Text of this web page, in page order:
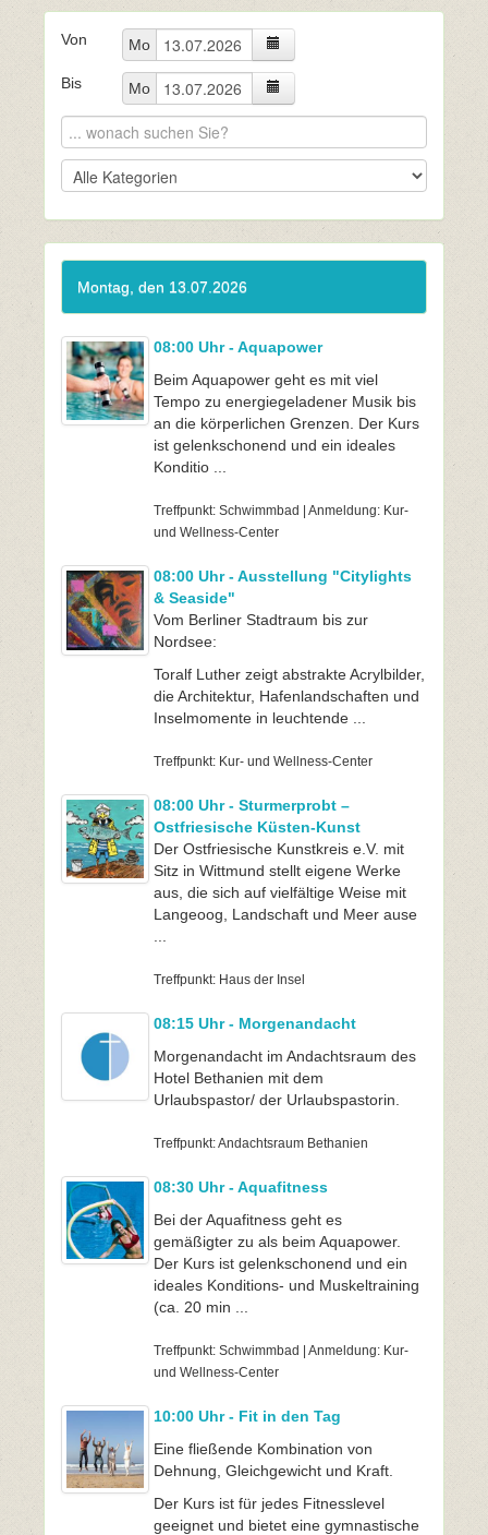
Von Mo
Bis Mo
Montag, den 13.07.2026
08:00 Uhr - Aquapower
Beim Aquapower geht es mit viel
Tempo zu energiegeladener Musik bis
an die körperlichen Grenzen. Der Kurs
ist gelenkschonend und ein ideales
Konditio ...
Treffpunkt: Schwimmbad | Anmeldung: Kur-
und Wellness-Center
08:00 Uhr - Ausstellung "Citylights
& Seaside"
Vom Berliner Stadtraum bis zur
Nordsee:
Toralf Luther zeigt abstrakte Acrylbilder,
die Architektur, Hafenlandschaften und
Inselmomente in leuchtende ...
Treffpunkt: Kur- und Wellness-Center
08:00 Uhr - Sturmerprobt –
Ostfriesische Küsten-Kunst
Der Ostfriesische Kunstkreis e.V. mit
Sitz in Wittmund stellt eigene Werke
aus, die sich auf vielfältige Weise mit
Langeoog, Landschaft und Meer ause
Treffpunkt: Haus der Insel
08:15 Uhr - Morgenandacht
Morgenandacht im Andachtsraum des
Hotel Bethanien mit dem
Urlaubspastor/ der Urlaubspastorin.
Treffpunkt: Andachtsraum Bethanien
08:30 Uhr - Aquafitness
Bei der Aquafitness geht es
gemäßigter zu als beim Aquapower.
Der Kurs ist gelenkschonend und ein
ideales Konditions- und Muskeltraining
(ca. 20 min ...
Treffpunkt: Schwimmbad | Anmeldung: Kur-
und Wellness-Center
10:00 Uhr - Fit in den Tag
Eine fließende Kombination von
Dehnung, Gleichgewicht und Kraft.
Der Kurs ist für jedes Fitnesslevel
geeignet und bietet eine gymnastische